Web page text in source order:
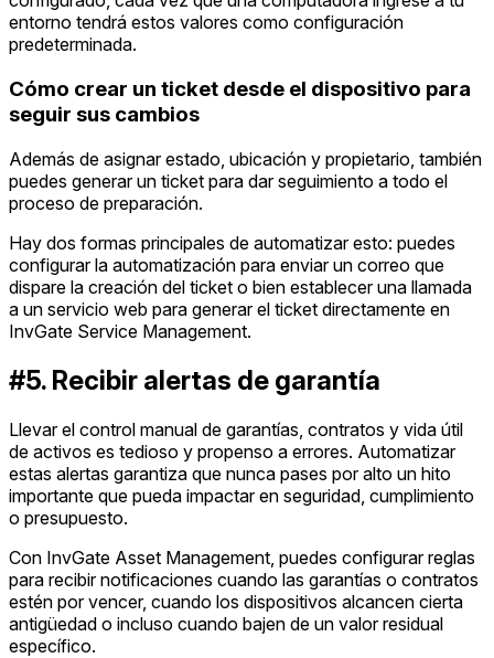
entorno tendrá estos valores como configuración
predeterminada.
Cómo crear un ticket desde el dispositivo para
seguir sus cambios
Además de asignar estado, ubicación y propietario, también
puedes generar un ticket para dar seguimiento a todo el
proceso de preparación.
Hay dos formas principales de automatizar esto: puedes
configurar la automatización para enviar un correo que
dispare la creación del ticket o bien establecer una llamada
a un servicio web para generar el ticket directamente en
InvGate Service Management.
#5. Recibir alertas de garantía
Llevar el control manual de garantías, contratos y vida útil
de activos es tedioso y propenso a errores. Automatizar
estas alertas garantiza que nunca pases por alto un hito
importante que pueda impactar en seguridad, cumplimiento
o presupuesto.
Con InvGate Asset Management, puedes configurar reglas
para recibir notificaciones cuando las garantías o contratos
estén por vencer, cuando los dispositivos alcancen cierta
antigüedad o incluso cuando bajen de un valor residual
específico.